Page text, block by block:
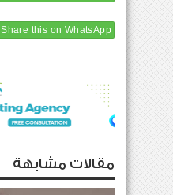
Share this on WhatsApp
مقالات مشابهة